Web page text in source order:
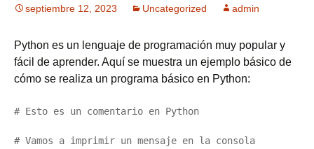
septiembre 12, 2023 Uncategorized admin
Python es un lenguaje de programación muy popular y
fácil de aprender. Aquí se muestra un ejemplo básico de
cómo se realiza un programa básico en Python:
# Esto es un comentario en Python
# Vamos a imprimir un mensaje en la consola